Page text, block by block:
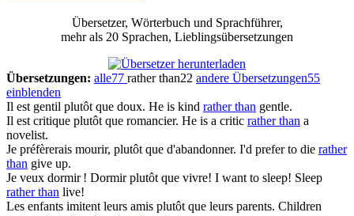
Übersetzer, Wörterbuch und Sprachführer,
mehr als 20 Sprachen, Lieblingsübersetzungen
Übersetzungen: alle77 rather than22 andere Übersetzungen55
einblenden
Il est gentil plutôt que doux. He is kind rather than gentle.
Il est critique plutôt que romancier. He is a critic rather than a
novelist.
Je préfèrerais mourir, plutôt que d'abandonner. I'd prefer to die rather
than give up.
Je veux dormir ! Dormirplutôt que vivre! I want to sleep! Sleep
rather than live!
Les enfants imitent leurs amis plutôt que leurs parents. Children